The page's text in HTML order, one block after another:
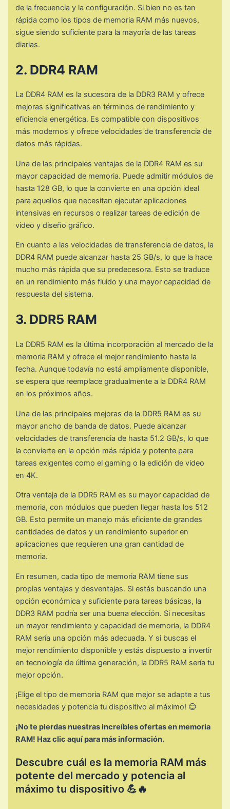
de la frecuencia y la configuración. Si bien no es tan
rápida como los tipos de memoria RAM más nuevos,
sigue siendo suficiente para la mayoría de las tareas
diarias.
2. DDR4 RAM
La DDR4 RAM es la sucesora de la DDR3 RAM y ofrece
mejoras significativas en términos de rendimiento y
eficiencia energética. Es compatible con dispositivos
más modernos y ofrece velocidades de transferencia de
datos más rápidas.
Una de las principales ventajas de la DDR4 RAM es su
mayor capacidad de memoria. Puede admitir módulos de
hasta 128 GB, lo que la convierte en una opción ideal
para aquellos que necesitan ejecutar aplicaciones
intensivas en recursos o realizar tareas de edición de
video y diseño gráfico.
En cuanto a las velocidades de transferencia de datos, la
DDR4 RAM puede alcanzar hasta 25 GB/s, lo que la hace
mucho más rápida que su predecesora. Esto se traduce
en un rendimiento más fluido y una mayor capacidad de
respuesta del sistema.
3. DDR5 RAM
La DDR5 RAM es la última incorporación al mercado de la
memoria RAM y ofrece el mejor rendimiento hasta la
fecha. Aunque todavía no está ampliamente disponible,
se espera que reemplace gradualmente a la DDR4 RAM
en los próximos años.
Una de las principales mejoras de la DDR5 RAM es su
mayor ancho de banda de datos. Puede alcanzar
velocidades de transferencia de hasta 51.2 GB/s, lo que
la convierte en la opción más rápida y potente para
tareas exigentes como el gaming o la edición de video
en 4K.
Otra ventaja de la DDR5 RAM es su mayor capacidad de
memoria, con módulos que pueden llegar hasta los 512
GB. Esto permite un manejo más eficiente de grandes
cantidades de datos y un rendimiento superior en
aplicaciones que requieren una gran cantidad de
memoria.
En resumen, cada tipo de memoria RAM tiene sus
propias ventajas y desventajas. Si estás buscando una
opción económica y suficiente para tareas básicas, la
DDR3 RAM podría ser una buena elección. Si necesitas
un mayor rendimiento y capacidad de memoria, la DDR4
RAM sería una opción más adecuada. Y si buscas el
mejor rendimiento disponible y estás dispuesto a invertir
en tecnología de última generación, la DDR5 RAM sería tu
mejor opción.
¡Elige el tipo de memoria RAM que mejor se adapte a tus
necesidades y potencia tu dispositivo al máximo! 😊
¡No te pierdas nuestras increíbles ofertas en memoria
RAM! Haz clic aquí para más información.
Descubre cuál es la memoria RAM más
potente del mercado y potencia al
máximo tu dispositivo 💪🔥